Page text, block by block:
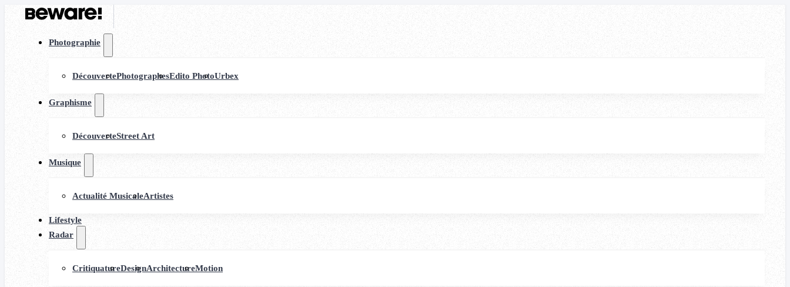
Photographie
DécouvertePhotographesEdito PhotoUrbex
Graphisme
DécouverteStreet Art
Musique
Actualité MusicaleArtistes
Lifestyle
Radar
CritiquatureDesignArchitectureMotion